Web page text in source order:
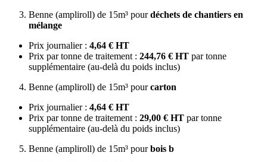
Benne (ampliroll) de 15m³ pourdéchets de chantiers en
mélange
Prix journalier : 4,64 € HT
Prix par tonne de traitement : 244,76 € HT par tonne
supplémentaire (au-delà du poids inclus)
Benne (ampliroll) de 15m³ pourcarton
Prix journalier : 4,64 € HT
Prix par tonne de traitement : 29,00 € HT par tonne
supplémentaire (au-delà du poids inclus)
Benne (ampliroll) de 15m³ pourbois b